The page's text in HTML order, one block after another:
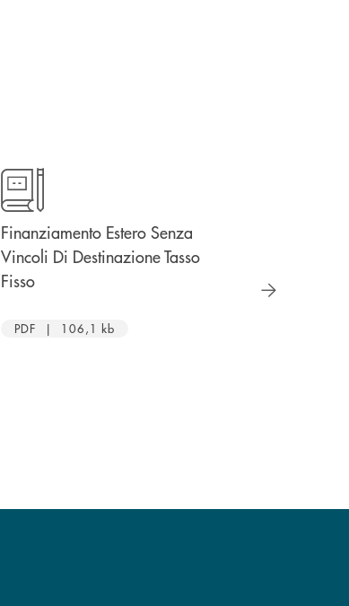
Finanziamento Estero Senza
Vincoli Di Destinazione Tasso
Fissoapre una nuova finestra
PDF | 106,1 kb
Variabile